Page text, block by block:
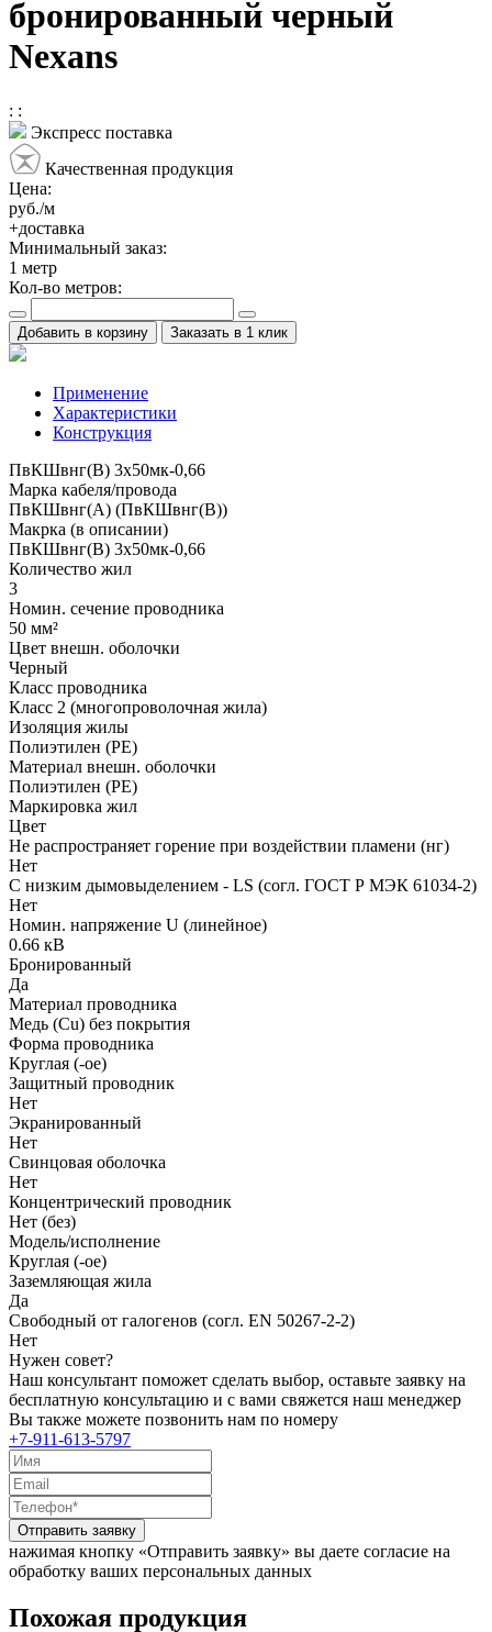
бронированный черный
Nexans
: :
Экспресс поставка
Качественная продукция
Цена:
руб./м
+доставка
Минимальный заказ:
1 метр
Кол-во метров:
Добавить в корзину Заказать в 1 клик
Применение
Характеристики
Конструкция
ПвКШвнг(B) 3x50мк-0,66
Марка кабеля/провода
ПвКШвнг(А) (ПвКШвнг(B))
Макрка (в описании)
ПвКШвнг(B) 3x50мк-0,66
Количество жил
3
Номин. сечение проводника
50 мм²
Цвет внешн. оболочки
Черный
Класс проводника
Класс 2 (многопроволочная жила)
Изоляция жилы
Полиэтилен (PE)
Материал внешн. оболочки
Полиэтилен (PE)
Маркировка жил
Цвет
Не распространяет горение при воздействии пламени (нг)
Нет
С низким дымовыделением - LS (согл. ГОСТ Р МЭК 61034-2)
Нет
Номин. напряжение U (линейное)
0.66 кВ
Бронированный
Да
Материал проводника
Медь (Cu) без покрытия
Форма проводника
Круглая (-ое)
Защитный проводник
Нет
Экранированный
Нет
Свинцовая оболочка
Нет
Концентрический проводник
Нет (без)
Модель/исполнение
Круглая (-ое)
Заземляющая жила
Да
Свободный от галогенов (согл. EN 50267-2-2)
Нет
Нужен совет?
Наш консультант поможет сделать выбор, оставьте заявку на
бесплатную консультацию и с вами свяжется наш менеджер
Вы также можете позвонить нам по номеру
+7-911-613-5797
Отправить заявку
нажимая кнопку «Отправить заявку» вы даете согласие на
обработку ваших персональных данных
Похожая продукция